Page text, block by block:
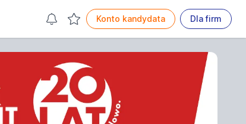
Konto kandydata Dla firm